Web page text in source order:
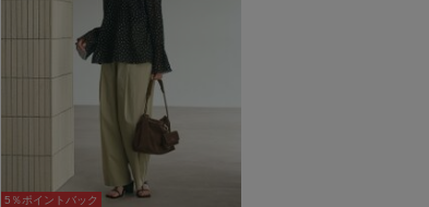
5％ポイントバック